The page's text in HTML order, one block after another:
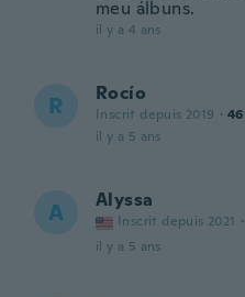
meu álbuns.
il y a 4 ans
R Rocío
Inscrit depuis 2019 · 46
il y a 5 ans
A Alyssa
Inscrit depuis 2021 ·
il y a 5 ans